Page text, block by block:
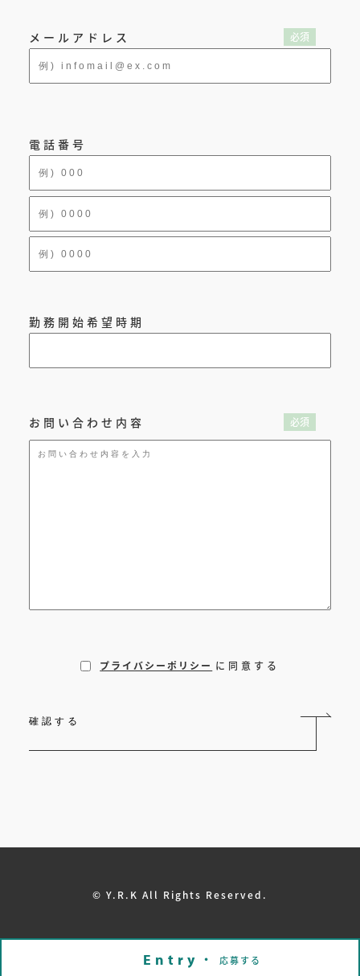
応募する
メールアドレス
電話番号
勤務開始希望時期
お問い合わせ内容
プライバシーポリシー に同意する
© Y.R.K All Rights Reserved.